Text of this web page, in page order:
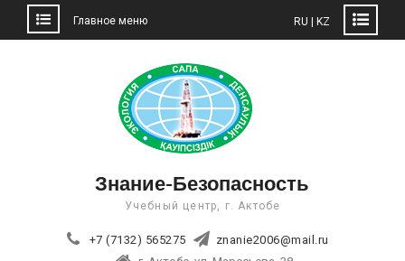
Главное меню RU | KZ
Знание-Безопасность
Учебный центр, г. Актобе
+7 (7132) 565275
znanie2006@mail.ru